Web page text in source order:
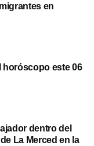
en
horóscopo este 06
dentro del
La Merced en la